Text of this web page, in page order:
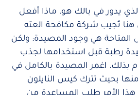
يدور في بالك هو، ماذا أفعل
هنا تُجيب شركة مكافحة العته
المتاحة هي وجود المصيدة: ولكن
رطبة قبل استخدامها لجذب
بذلك، اغمر المصيدة بالكامل في
منها بحيث تترك كيس النايلون